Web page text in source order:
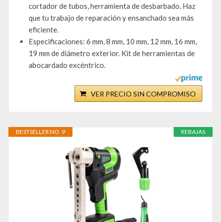
cortador de tubos, herramienta de desbarbado. Haz
que tu trabajo de reparación y ensanchado sea más
eficiente.
Especificaciones: 6 mm, 8 mm, 10 mm, 12 mm, 16 mm,
19 mm de diámetro exterior. Kit de herramientas de
abocardado excéntrico.
VER PRECIO SIN COMPROMISO
REBAJAS
BESTSELLER NO. 9